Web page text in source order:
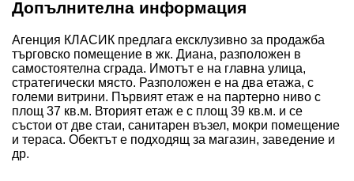
Допълнителна информация
Агенция КЛАСИК предлага ексклузивно за продажба
търговско помещение в жк. Диана, разположен в
самостоятелна сграда. Имотът е на главна улица,
стратегически място. Разположен е на два етажа, с
големи витрини. Първият етаж е на партерно ниво с
площ 37 кв.м. Вторият етаж е с площ 39 кв.м. и се
състои от две стаи, санитарен възел, мокри помещение
и тераса. Обектът е подходящ за магазин, заведение и
др.